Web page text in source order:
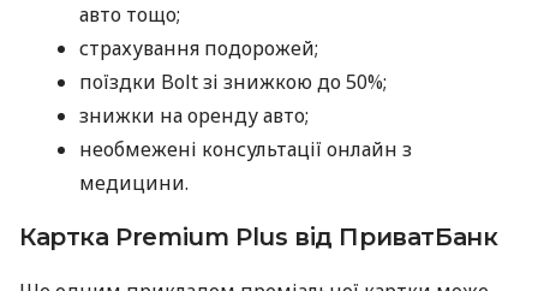
авто тощо;
страхування подорожей;
поїздки Bolt зі знижкою до 50%;
знижки на оренду авто;
необмежені консультації онлайн з
медицини.
Картка Premium Plus від ПриватБанк